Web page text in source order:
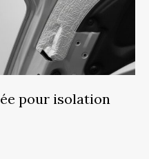
pour isolation